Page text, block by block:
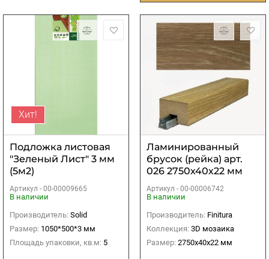
Хит!
Подложка листовая
"Зеленый Лист" 3 мм
(5м2)
Артикул - 00-00009665
В наличии
Производитель: Solid
Размер: 1050*500*3 мм
Площадь упаковки, кв.м: 5
Ламинированный
брусок (рейка) арт.
026 2750х40х22 мм
Артикул - 00-00006742
В наличии
Производитель: Finitura
Коллекция: 3D мозаика
Размер: 2750х40х22 мм